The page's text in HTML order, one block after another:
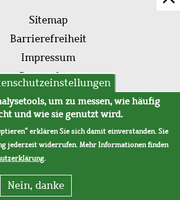
Fußleistenmenü
Sitemap
Barrierefreiheit
Impressum
Datenschutz
AVBum zu messen, wie häufig
und wie sie genutzt wird.
erklären Sie sich damit einverstanden. Sie
jederzeit widerrufen. Mehr Informationen finden
.
Nein, danke